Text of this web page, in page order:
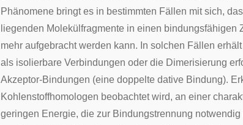
Phänomene bringt es in bestimmten Fällen mit sich,
liegenden Molekülfragmente in einen
mehr aufgebracht werden kann. In solchen Fällen
als isolierbare Verbindungen oder die Dimerisierung
Akzeptor-Bindungen (eine doppelte dative Bindung).
Kohlenstoffhomologen beobachtet wird, an einer
geringen Energie, die zur Bindungstrennung